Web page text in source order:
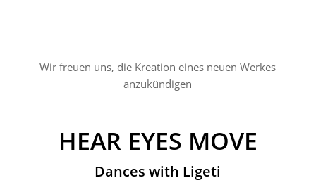
Wir freuen uns, die Kreation eines neuen Werkes
anzukündigen
HEAR EYES MOVE
Dances with Ligeti